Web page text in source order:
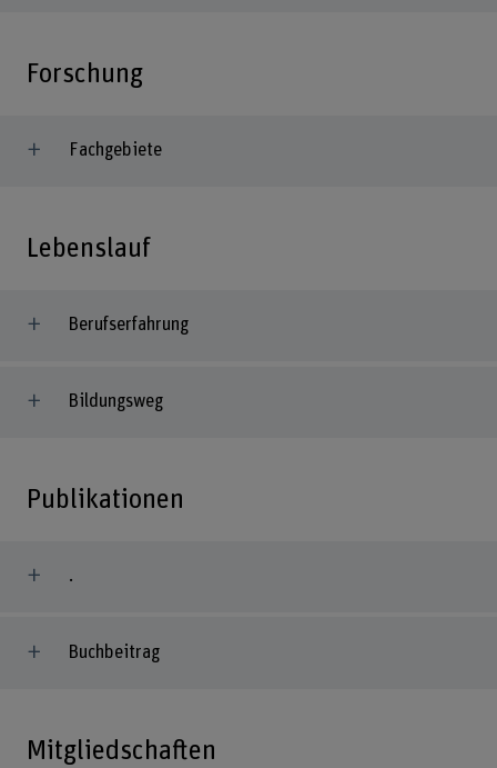
Forschung
Fachgebiete
Lebenslauf
Berufserfahrung
Bildungsweg
Publikationen
.
Buchbeitrag
Mitgliedschaften